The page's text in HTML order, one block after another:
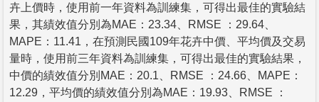
卉上價時，使用前一年資料為訓練集，可得出最佳的實驗結
果，其績效值分別為MAE：23.34、RMSE ：29.64、
MAPE：11.41，在預測民國109年花卉中價、平均價及交易
量時，使用前三年資料為訓練集，可得出最佳的實驗結果，
中價的績效值分別MAE：20.1、RMSE ：24.66、MAPE：
12.29，平均價的績效值分別為MAE：19.93、RMSE ：